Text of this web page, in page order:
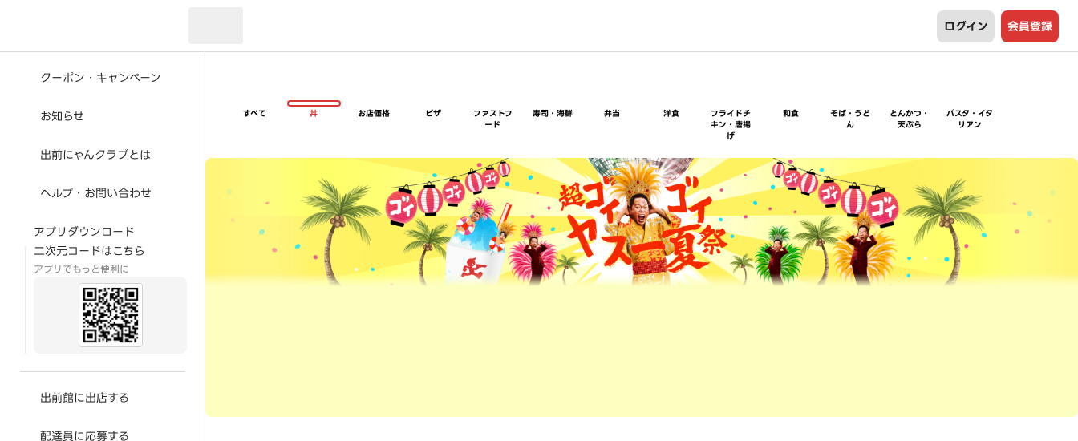
ログイン 会員登録
クーポン・キャンペーン
お知らせ
出前にゃんクラブとは
ヘルプ・お問い合わせ
アプリダウンロード
二次元コードはこちら
アプリでもっと便利に
出前館に出店する
配達員に応募する
すべて 丼 お店価格 ピザ
ファストフ
ード
寿司・海鮮 弁当 洋食
フライドチ
キン・唐揚
げ
和食
そば・うど
ん
とんかつ・
天ぷら
パスタ・イタ
リアン
超ゴイゴイヤスー夏祭